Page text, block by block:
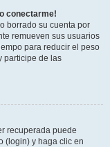
conectarme!
borrado su cuenta por
remueven sus usuarios
para reducir el peso
participe de las
recuperada puede
(login) y haga clic en